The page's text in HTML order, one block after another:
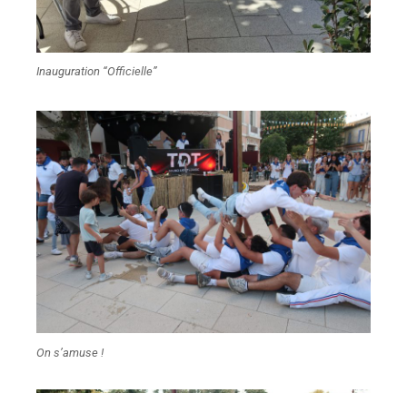
Inauguration “Officielle”
On s’amuse !